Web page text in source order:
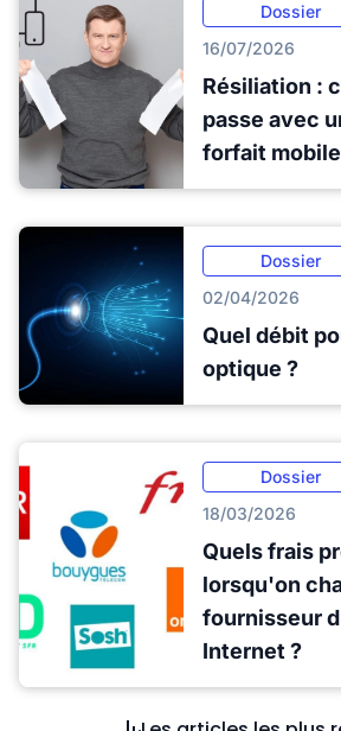
Dossier
16/07/2026
Résiliation :
passe avec
forfait
Dossier
02/04/2026
Quel débit
optique ?
Dossier
18/03/2026
Quels frais
lorsqu'on
fournisseur
Internet ?